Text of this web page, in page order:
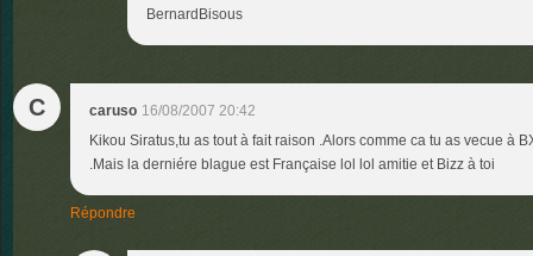
BernardBisous
C caruso 16/08/2007 20:42
Kikou Siratus,tu as tout à fait raison .Alors comme ca tu as vecue à
.Mais la derniére blague est Française lol lol amitie et Bizz à toi
Répondre